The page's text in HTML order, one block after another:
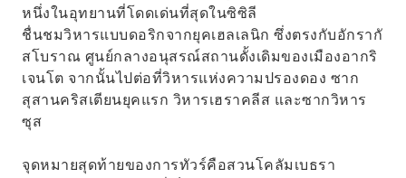
หนึ่งในอุทยานที่โดดเด่นที่สุดในซิซิลี
ชื่นชมวิหารแบบดอริกจากยุคเฮลเลนิก ซึ่งตรงกับอักรากั
สโบราณ ศูนย์กลางอนุสรณ์สถานดั้งเดิมของเมืองอากริ
เจนโต จากนั้นไปต่อที่วิหารแห่งความปรองดอง ซาก
สุสานคริสเตียนยุคแรก วิหารเฮราคลีส และซากวิหาร
ซุส
จุดหมายสุดท้ายของการทัวร์คือสวนโคลัมเบธรา